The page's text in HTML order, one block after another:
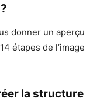
donner un aperçu
étapes de l’image
la structure